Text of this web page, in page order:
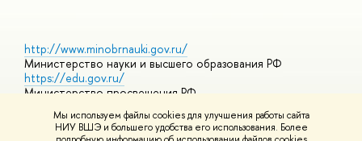
Мы используем файлы cookies для улучшения работы сайта
НИУ ВШЭ и большего удобства его использования. Более
http://www.minobrnauki.gov.ru/
Министерство науки и высшего образования РФ
https://edu.gov.ru/
Министерство просвещения РФ
https://elearning.hse.ru/mooc
Массовые открытые онлайн-курсы